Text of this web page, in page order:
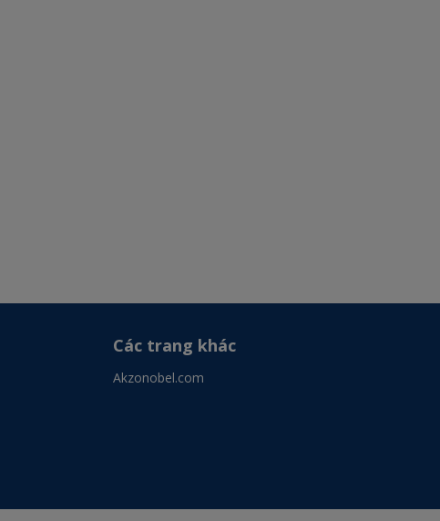
Các trang khác
Akzonobel.com